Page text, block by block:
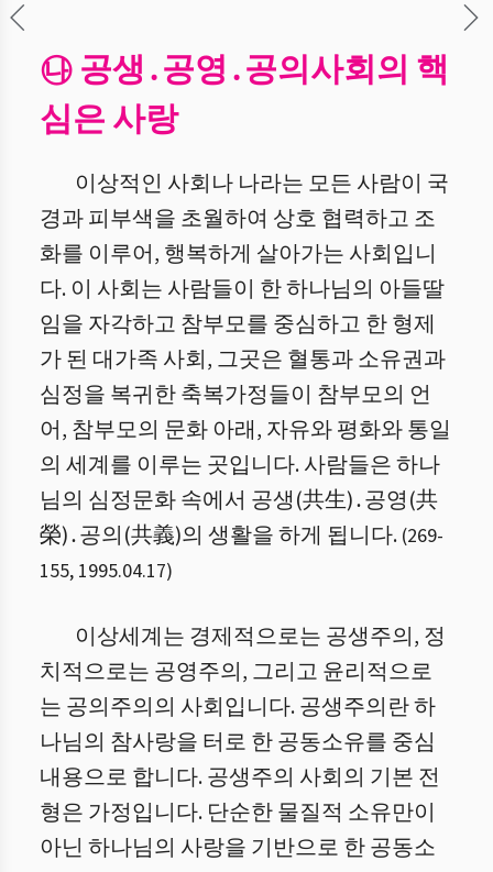
㉯ 공생․공영․공의사회의 핵
심은 사랑
이상적인 사회나 나라는 모든 사람이 국
경과 피부색을 초월하여 상호 협력하고 조
화를 이루어, 행복하게 살아가는 사회입니
다. 이 사회는 사람들이 한 하나님의 아들딸
임을 자각하고 참부모를 중심하고 한 형제
가 된 대가족 사회, 그곳은 혈통과 소유권과
심정을 복귀한 축복가정들이 참부모의 언
어, 참부모의 문화 아래, 자유와 평화와 통일
의 세계를 이루는 곳입니다. 사람들은 하나
님의 심정문화 속에서 공생(共生)․공영(共
榮)․공의(共義)의 생활을 하게 됩니다. (269-
155, 1995.04.17)
이상세계는 경제적으로는 공생주의, 정
치적으로는 공영주의, 그리고 윤리적으로
는 공의주의의 사회입니다. 공생주의란 하
나님의 참사랑을 터로 한 공동소유를 중심
내용으로 합니다. 공생주의 사회의 기본 전
형은 가정입니다. 단순한 물질적 소유만이
아닌 하나님의 사랑을 기반으로 한 공동소